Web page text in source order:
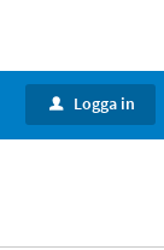
u Logga in